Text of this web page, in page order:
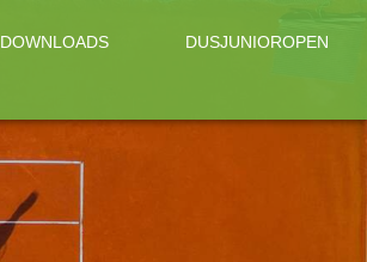
DOWNLOADS DUSJUNIOROPEN